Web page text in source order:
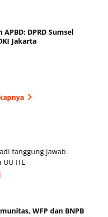
DPRD Sumsel
Jakarta
tanggung jawab
ITE
WFP dan BNPB